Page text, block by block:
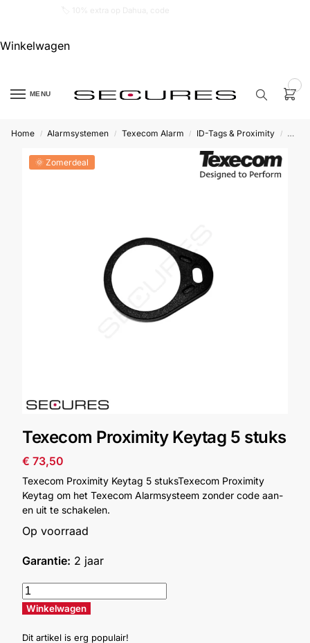
Winkelwagen
MENU
product…
Alarmsystemen
Camera's
&
Intercom
Inbraakbeveiliging
Merken
Account Contact Help Wagen
Home / Alarmsystemen / Texecom Alarm / ID-Tags & Proximity /
🌞 Zomerdeal
Texecom Proximity Keytag 5 stuks
€ 73,50
Texecom Proximity Keytag 5 stuksTexecom Proximity
Keytag om het Texecom Alarmsysteem zonder code aan-
en uit te schakelen.
Op voorraad
Garantie: 2 jaar
Winkelwagen
Dit artikel is erg populair!